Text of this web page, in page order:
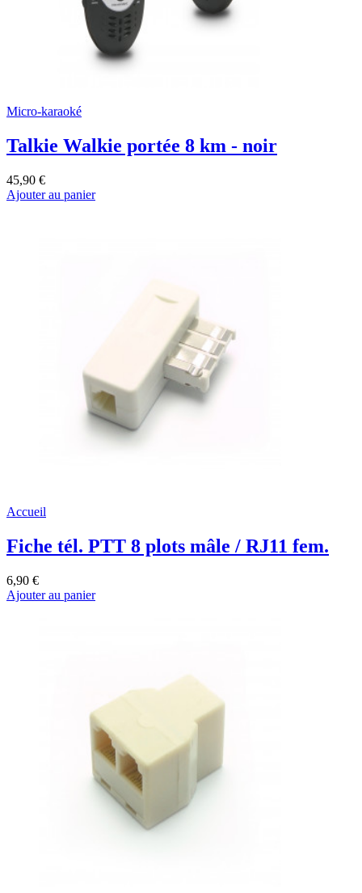
Micro-karaoké
Talkie Walkie portée 8 km - noir
45,90 €
Ajouter au panier
Accueil
Fiche tél. PTT 8 plots mâle / RJ11 fem.
6,90 €
Ajouter au panier